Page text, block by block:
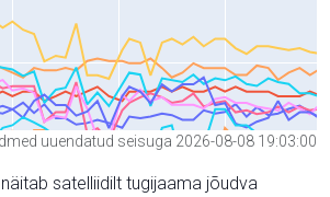
uuendatud seisuga 2026-08-08 19:03:00
satelliidilt tugijaama jõudva